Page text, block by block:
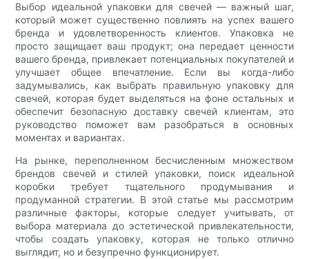
Выбор идеальной упаковки для свечей — важный шаг,
который может существенно повлиять на успех вашего
бренда и удовлетворенность клиентов. Упаковка не
просто защищает ваш продукт; она передает ценности
вашего бренда, привлекает потенциальных покупателей и
улучшает общее впечатление. Если вы когда-либо
задумывались, как выбрать правильную упаковку для
свечей, которая будет выделяться на фоне остальных и
обеспечит безопасную доставку свечей клиентам, это
руководство поможет вам разобраться в основных
моментах и ​​вариантах.
На рынке, переполненном бесчисленным множеством
брендов свечей и стилей упаковки, поиск идеальной
коробки требует тщательного продумывания и
продуманной стратегии. В этой статье мы рассмотрим
различные факторы, которые следует учитывать, от
выбора материала до эстетической привлекательности,
чтобы создать упаковку, которая не только отлично
выглядит, но и безупречно функционирует.